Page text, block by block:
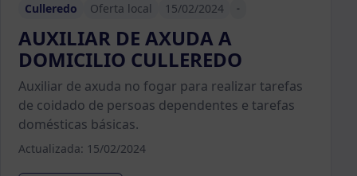
Culleredo Oferta local 15/02/2024 -
AUXILIAR DE AXUDA A
DOMICILIO CULLEREDO
Auxiliar de axuda no fogar para realizar tarefas
de coidado de persoas dependentes e tarefas
domésticas básicas.
Actualizada: 15/02/2024